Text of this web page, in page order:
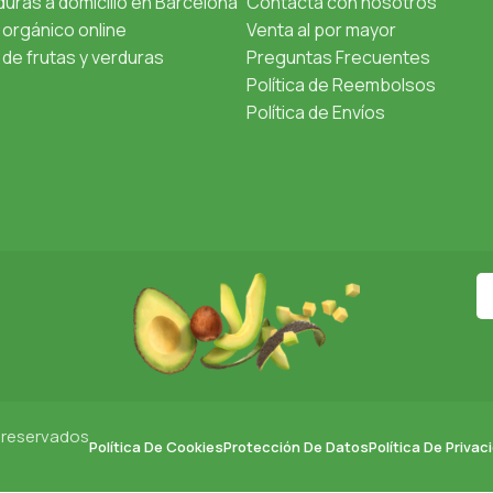
online
frutas y verduras
Venta al por mayor
Preguntas Frecuentes
Política de Reembolsos
Política de Envíos
Política De CookiesProtección De DatosPolítica De